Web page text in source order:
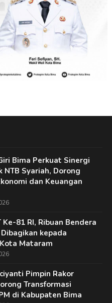
Bima Perkuat Sinergi
NTB Syariah, Dorong
dan Keuangan
81 RI, Ribuan Bendera
kepada
Mataram
Pimpin Rakor
Transformasi
di Kabupaten Bima